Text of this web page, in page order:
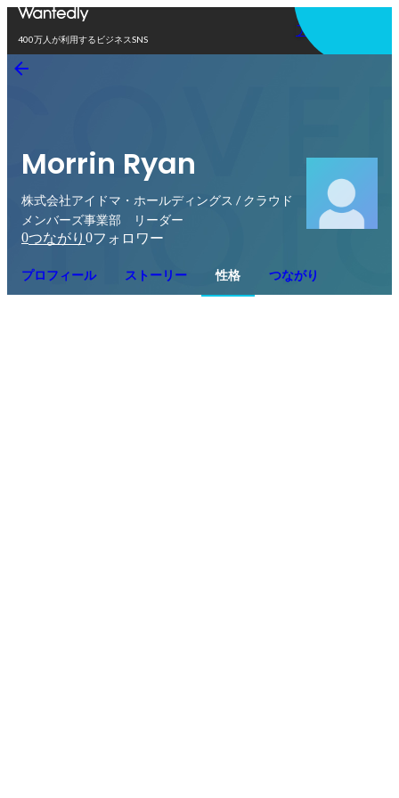
400万人が利用するビジネスSNS
アプリを使う
Morrin Ryan
株式会社アイドマ・ホールディングス / クラウド
メンバーズ事業部 リーダー
0つながり 0フォロワー
プロフィール ストーリー 性格 つながり